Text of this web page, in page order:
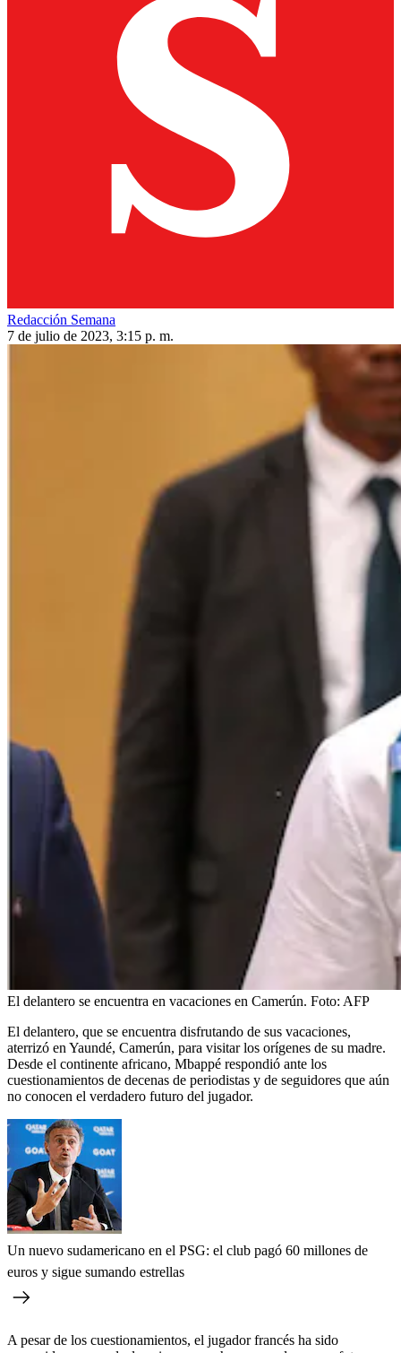
Redacción Semana
7 de julio de 2023, 3:15 p. m.
El delantero se encuentra en vacaciones en Camerún. Foto: AFP
El delantero, que se encuentra disfrutando de sus vacaciones,
aterrizó en Yaundé, Camerún, para visitar los orígenes de su madre.
Desde el continente africano, Mbappé respondió ante los
cuestionamientos de decenas de periodistas y de seguidores que aún
no conocen el verdadero futuro del jugador.
Un nuevo sudamericano en el PSG: el club pagó 60 millones de
euros y sigue sumando estrellas
A pesar de los cuestionamientos, el jugador francés ha sido